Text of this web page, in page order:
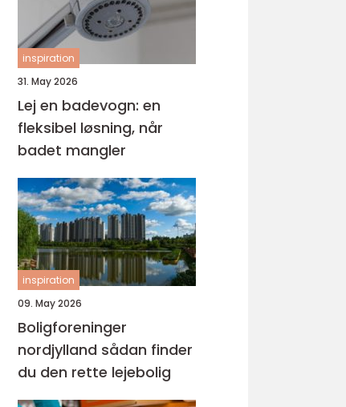
inspiration
31. May 2026
Lej en badevogn: en
fleksibel løsning, når
badet mangler
inspiration
09. May 2026
Boligforeninger
nordjylland sådan finder
du den rette lejebolig